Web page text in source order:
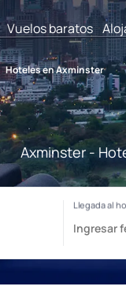
Vuelos baratos
Hoteles en Axminster
Axminster -